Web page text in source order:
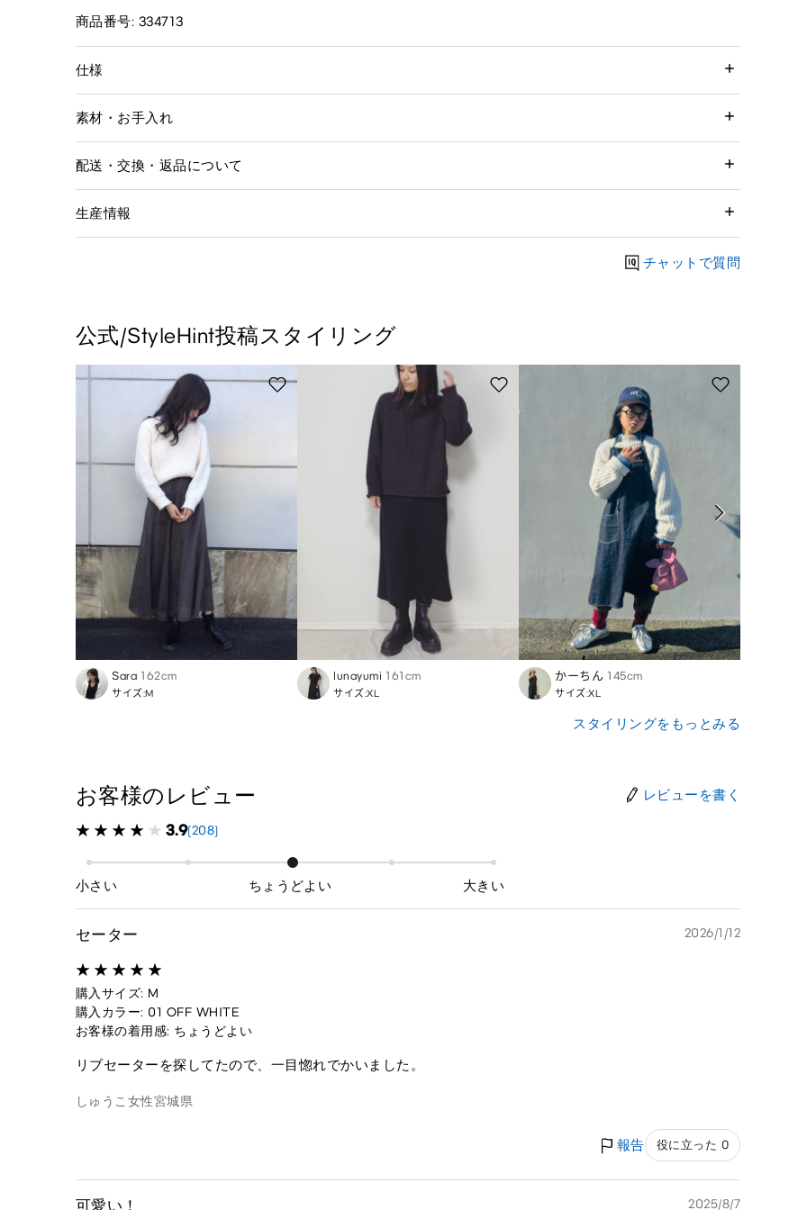
商品番号: 334713
仕様
素材・お手入れ
配送・交換・返品について
生産情報
チャットで質問
公式/StyleHint投稿スタイリング
Sara 162cm
サイズ:M
lunayumi 161cm
サイズ:XL
かーちん 145cm
サイズ:XL
スタイリングをもっとみる
お客様のレビュー レビューを書く
3.9(208)
小さい ちょうどよい 大きい
セーター 2026/1/12
購入サイズ: M
購入カラー: 01 OFF WHITE
お客様の着用感: ちょうどよい
リブセーターを探してたので、一目惚れでかいました。
しゅうこ 女性宮城県
報告 役に立った 0
可愛い！ 2025/8/7